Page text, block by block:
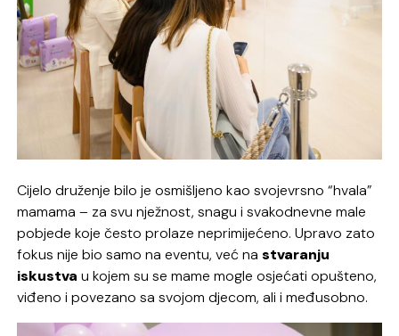
Cijelo druženje bilo je osmišljeno kao svojevrsno “hvala”
mamama – za svu nježnost, snagu i svakodnevne male
pobjede koje često prolaze neprimijećeno. Upravo zato
fokus nije bio samo na eventu, već nastvaranju
iskustva u kojem su se mame mogle osjećati opušteno,
viđeno i povezano sa svojom djecom, ali i međusobno.